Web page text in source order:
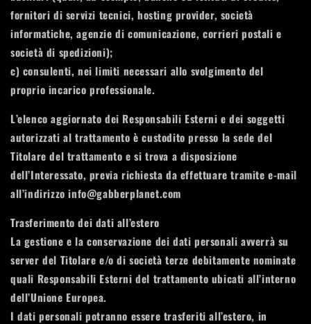
fornitori di servizi tecnici, hosting provider, società
informatiche, agenzie di comunicazione, corrieri postali e
società di spedizioni);
c) consulenti, nei limiti necessari allo svolgimento del
proprio incarico professionale.
L’elenco aggiornato dei Responsabili Esterni e dei soggetti
autorizzati al trattamento è custodito presso la sede del
Titolare del trattamento e si trova a disposizione
dell’Interessato, previa richiesta da effettuare tramite e-mail
all’indirizzo info@gabberplanet.com
Trasferimento dei dati all’estero
La gestione e la conservazione dei dati personali avverrà su
server del Titolare e/o di società terze debitamente nominate
quali Responsabili Esterni del trattamento ubicati all’interno
dell’Unione Europea.
I dati personali potranno essere trasferiti all’estero, in